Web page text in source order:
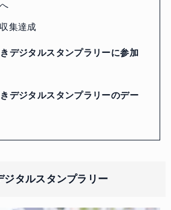
集達成
デジタルスタンプラリーに参加
デジタルスタンプラリーのデー
ジタルスタンプラリー